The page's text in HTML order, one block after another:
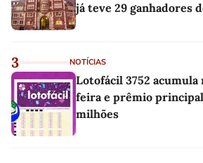
já teve 29 ganhadores
3 NOTÍCIAS
Lotofácil 3752 acumula
feira e prêmio principal
milhões